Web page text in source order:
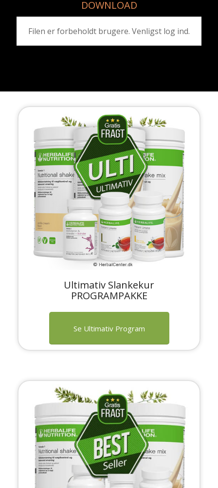
DOWNLOAD
Filen er forbeholdt brugere. Venligst log ind.
Ultimativ Slankekur
PROGRAMPAKKE
Se Ultimativ Program